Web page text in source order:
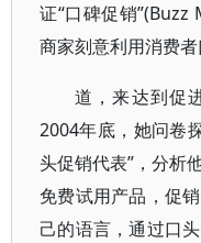
证“口碑促销
商家刻意利用消费
道，来达到促
2004年底，她问卷
头促销代表”，分析
免费试用产品，促
己的语言，通过口